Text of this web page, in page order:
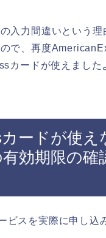
入力間違いという理
で、再度
カードが使えました
ードが使え
効期限の確
ビスを実際に申し込